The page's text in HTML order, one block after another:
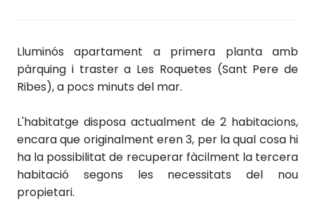
Lluminós apartament a primera planta amb
pàrquing i traster a Les Roquetes (Sant Pere de
Ribes), a pocs minuts del mar.
L'habitatge disposa actualment de 2 habitacions,
encara que originalment eren 3, per la qual cosa hi
ha la possibilitat de recuperar fàcilment la tercera
habitació segons les necessitats del nou
propietari.